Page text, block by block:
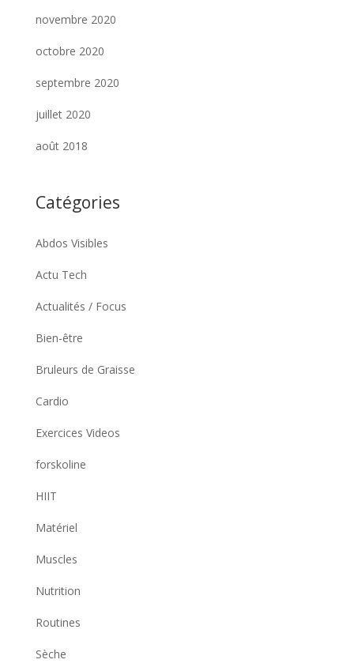
novembre 2020
octobre 2020
septembre 2020
juillet 2020
août 2018
Catégories
Abdos Visibles
Actu Tech
Actualités / Focus
Bien-être
Bruleurs de Graisse
Cardio
Exercices Videos
forskoline
HIIT
Matériel
Muscles
Nutrition
Routines
Sèche